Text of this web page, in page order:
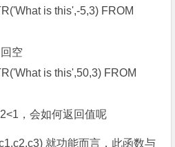
is this',-5,3) FROM
空
is this',50,3) FROM
，会如何返回值呢
就功能而言，此函数与